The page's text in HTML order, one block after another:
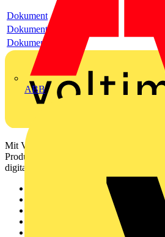
ABB
Dokument
Dokument
Dokument
Mit Voltimum erhalten Elektrofachkräfte
Produktinformationen, Schulungen und
digitalen Plattform und Community.